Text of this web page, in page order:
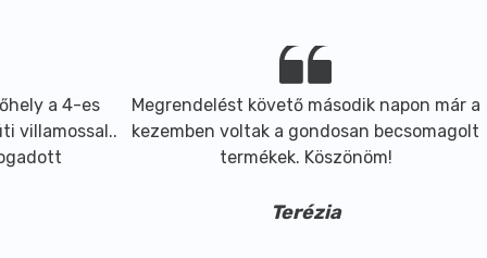
(Corn) Starch, Sucrose, Parfum (Fragrance), Aqua
Aroma (Flavor), Lecithin, Citrus Aurantifolia (Lime)
1), CI 16035 (Red 40), CI 18050.
Starch, Sucrose, Sodium Lauryl Sulfate, Parfum
Peanut Oil, Solanum Tuberosum (Potato)
(Rapeseed) Seed Oil, Talc, Cera Alba (Beeswax),
(Red 40), CI 42090 (Blue 1), CI 19140 (Yellow 5).
a 4-es
villamossal..
Megrendelést követő második napon már a
kezemben voltak a gondosan becsomagolt
termékek. Köszönöm!
Terézia